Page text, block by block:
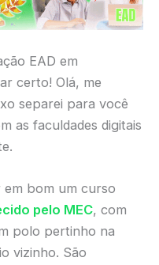
EAD em
certo! Olá, me
separei para você
as faculdades digitais
em bom um curso
pelo MEC, com
polo pertinho na
vizinho. São